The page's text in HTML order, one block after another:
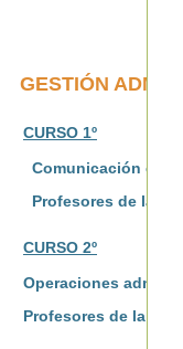
GESTIÓN
CURSO 1º
Comunicación
Profesores de la
CURSO 2º
Operaciones
Profesores de la